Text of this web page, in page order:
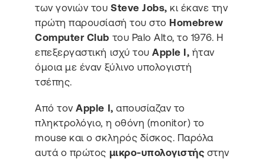
των γονιών τουSteve Jobs, κι έκανε την
πρώτη παρουσίασή του στο Homebrew
Computer Club του Palo Alto, το 1976. Η
επεξεργαστική ισχύ τουApple I, ήταν
όμοια με έναν ξύλινο υπολογιστή
τσέπης.
Από τονApple I, απουσίαζαν το
πληκτρολόγιο, η οθόνη (monitor) το
mouse και ο σκληρός δίσκος. Παρόλα
αυτά ο πρώτος μικρο-υπολογιστής στην